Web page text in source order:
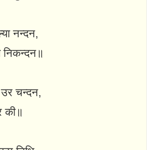
नन्दन,
निकन्दन॥
चन्दन,
की॥